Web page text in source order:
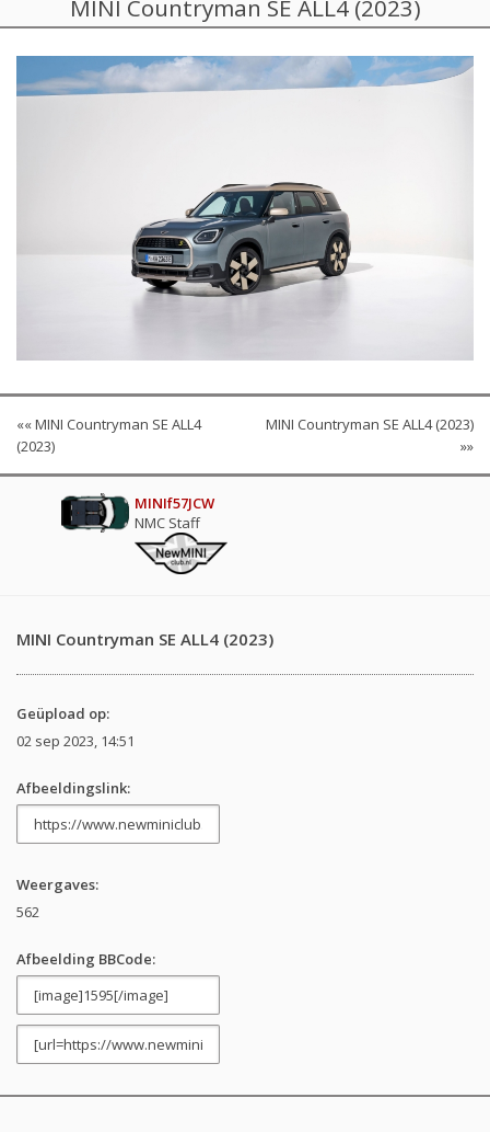
MINI Countryman SE ALL4 (2023)
«« MINI Countryman SE ALL4
(2023)
MINI Countryman SE ALL4 (2023)
»»
MINIf57JCW
NMC Staff
MINI Countryman SE ALL4 (2023)
Geüpload op:
02 sep 2023, 14:51
Afbeeldingslink:
Weergaves:
562
Afbeelding BBCode: